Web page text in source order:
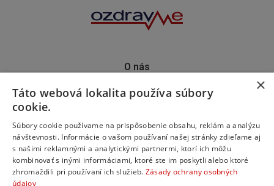
O nás
Predplatné
Podporte nás
×
Táto webová lokalita používa súbory
cookie.
Súbory cookie používame na prispôsobenie obsahu, reklám a analýzu
návštevnosti. Informácie o vašom používaní našej stránky zdieľame aj
s našimi reklamnými a analytickými partnermi, ktorí ich môžu
kombinovať s inými informáciami, ktoré ste im poskytli alebo ktoré
zhromaždili pri používaní ich služieb. Zásady ochrany osobných
údajov